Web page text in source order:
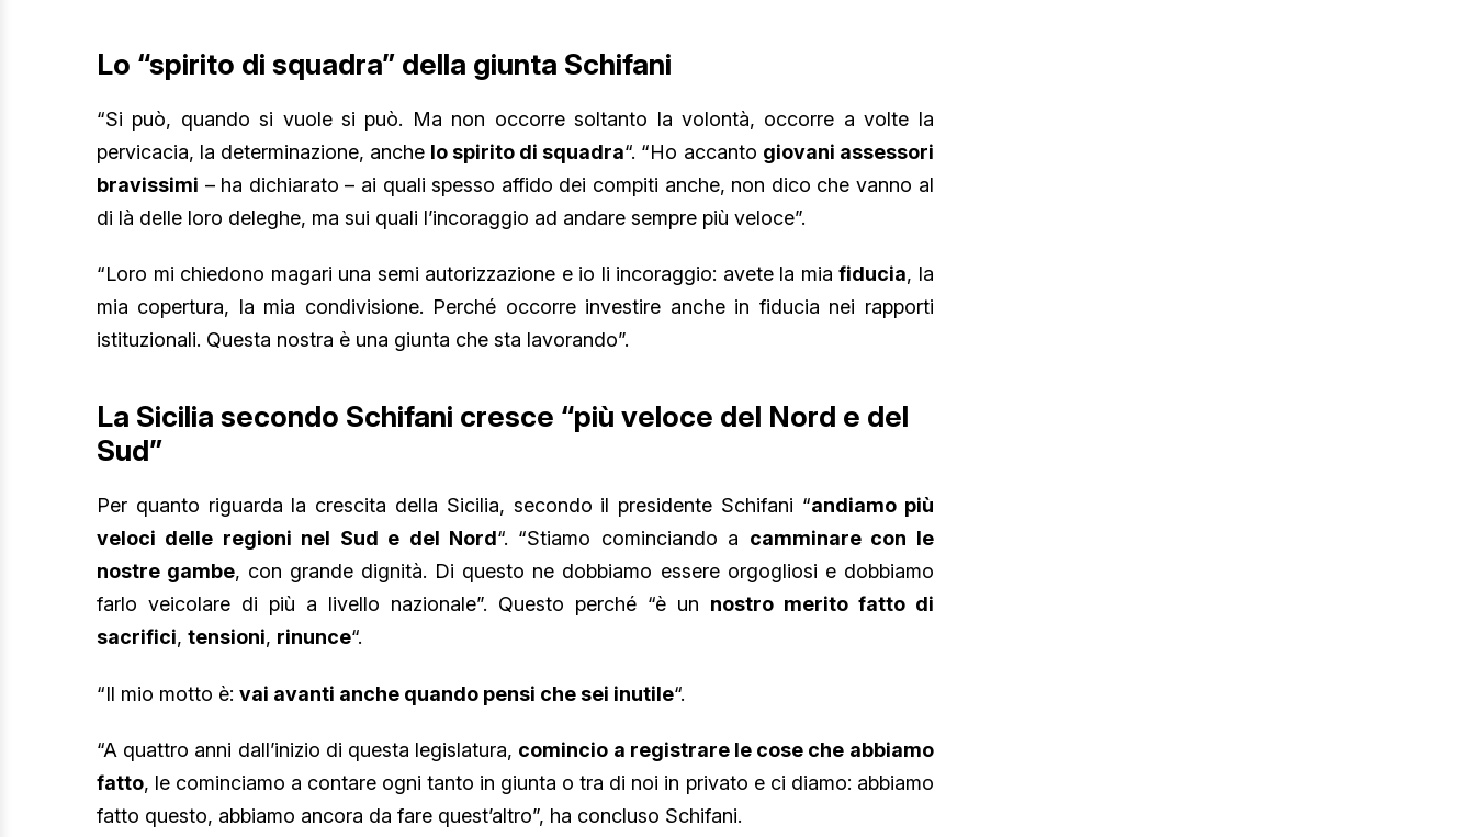
Lo “spirito di squadra” della giunta Schifani
“Si può, quando si vuole si può. Ma non occorre soltanto la volontà, occorre a volte la
pervicacia, la determinazione, anche lo spirito di squadra“. “Ho accanto giovani assessori
bravissimi – ha dichiarato – ai quali spesso affido dei compiti anche, non dico che vanno al
di là delle loro deleghe, ma sui quali l’incoraggio ad andare sempre più veloce”.
“Loro mi chiedono magari una semi autorizzazione e io li incoraggio: avete la miafiducia, la
mia copertura, la mia condivisione. Perché occorre investire anche in fiducia nei rapporti
istituzionali. Questa nostra è una giunta che sta lavorando”.
La Sicilia secondo Schifani cresce “più veloce del Nord e del
Sud”
Per quanto riguarda la crescita della Sicilia, secondo il presidente Schifani “andiamo più
veloci delle regioni nel Sud e del Nord“. “Stiamo cominciando a camminare con le
nostre gambe, con grande dignità. Di questo ne dobbiamo essere orgogliosi e dobbiamo
farlo veicolare di più a livello nazionale”. Questo perché “è un nostro merito fatto di
sacrifici, tensioni, rinunce“.
“Il mio motto è: vai avanti anche quando pensi che sei inutile“.
“A quattro anni dall’inizio di questa legislatura, comincio a registrare le cose che abbiamo
fatto, le cominciamo a contare ogni tanto in giunta o tra di noi in privato e ci diamo: abbiamo
fatto questo, abbiamo ancora da fare quest’altro”, ha concluso Schifani.